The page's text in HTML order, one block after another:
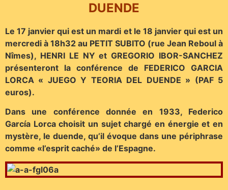
DUENDE
Le 17 janvier qui est un mardi et le 18 janvier qui est un
mercredi à 18h32 au PETIT SUBITO (rue Jean Reboul à
Nîmes), HENRI LE NY et GREGORIO IBOR-SANCHEZ
présenteront la conférence de FEDERICO GARCIA
LORCA « JUEGO Y TEORIA DEL DUENDE » (PAF 5
euros).
Dans une conférence donnée en 1933, Federico
García Lorca choisit un sujet chargé en énergie et en
mystère, le duende, qu’il évoque dans une périphrase
comme «l’esprit caché» de l’Espagne.